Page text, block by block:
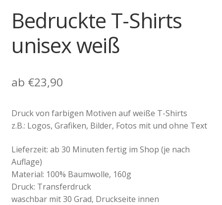
Bedruckte T-Shirts
unisex weiß
ab €23,90
Druck von farbigen Motiven auf weiße T-Shirts
z.B.: Logos, Grafiken, Bilder, Fotos mit und ohne Text
Lieferzeit: ab 30 Minuten fertig im Shop (je nach
Auflage)
Material: 100% Baumwolle, 160g
Druck: Transferdruck
waschbar mit 30 Grad, Druckseite innen